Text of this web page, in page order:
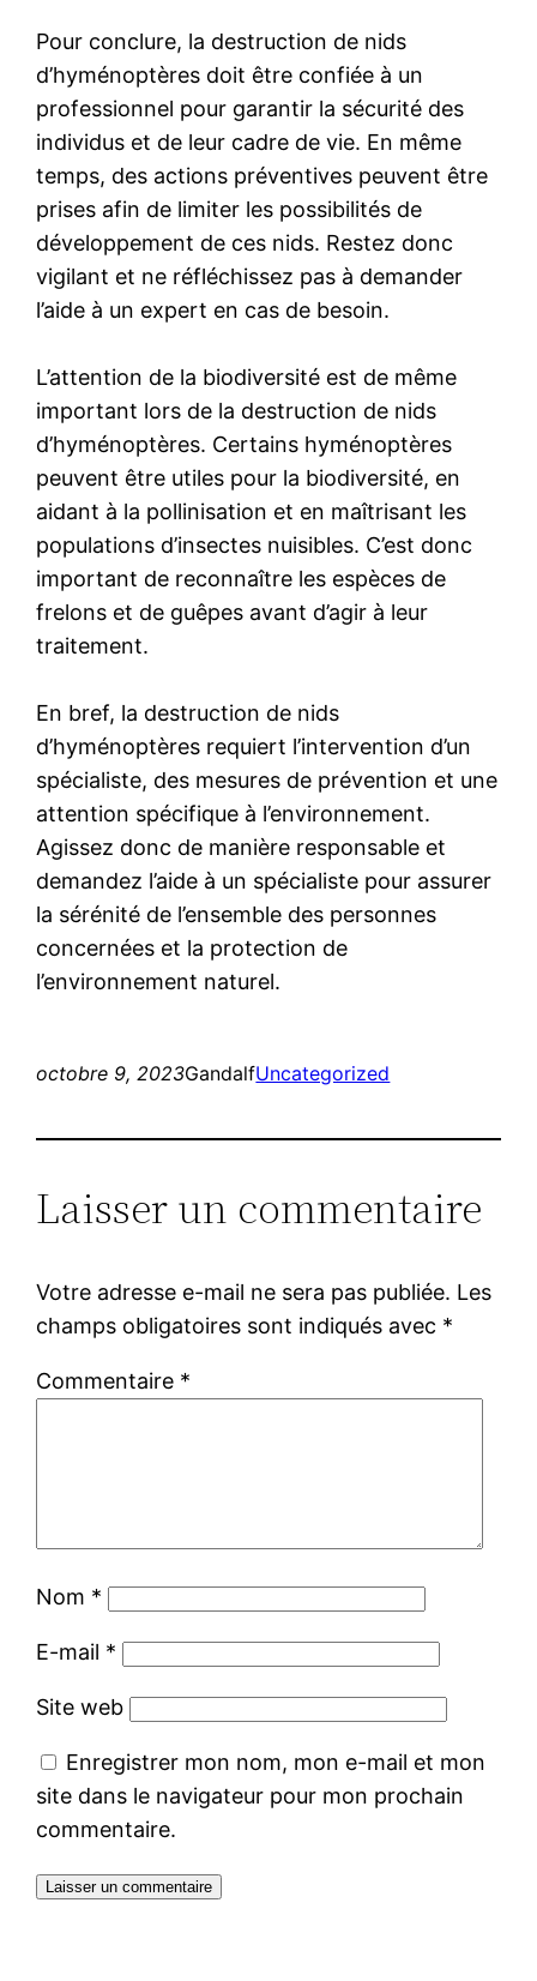
Pour conclure, la destruction de nids
d’hyménoptères doit être confiée à un
professionnel pour garantir la sécurité des
individus et de leur cadre de vie. En même
temps, des actions préventives peuvent être
prises afin de limiter les possibilités de
développement de ces nids. Restez donc
vigilant et ne réfléchissez pas à demander
l’aide à un expert en cas de besoin.
L’attention de la biodiversité est de même
important lors de la destruction de nids
d’hyménoptères. Certains hyménoptères
peuvent être utiles pour la biodiversité, en
aidant à la pollinisation et en maîtrisant les
populations d’insectes nuisibles. C’est donc
important de reconnaître les espèces de
frelons et de guêpes avant d’agir à leur
traitement.
En bref, la destruction de nids
d’hyménoptères requiert l’intervention d’un
spécialiste, des mesures de prévention et une
attention spécifique à l’environnement.
Agissez donc de manière responsable et
demandez l’aide à un spécialiste pour assurer
la sérénité de l’ensemble des personnes
concernées et la protection de
l’environnement naturel.
octobre 9, 2023GandalfUncategorized
Laisser un commentaire
Votre adresse e-mail ne sera pas publiée. Les
champs obligatoires sont indiqués avec *
Commentaire *
Nom *
E-mail *
Site web
Enregistrer mon nom, mon e-mail et mon
site dans le navigateur pour mon prochain
commentaire.